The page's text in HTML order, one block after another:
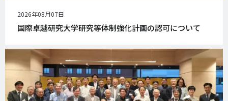
公
開
日
2026年08月07日
国際卓越研究大学研究等体制強化計画の認可について